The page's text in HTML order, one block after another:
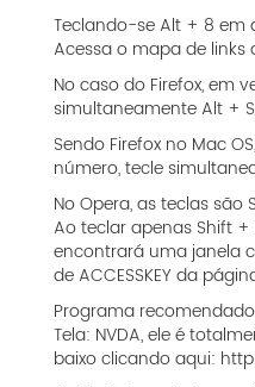
Teclando-se Alt + 8 em
Acessa o mapa de links
No caso do Firefox, em
simultaneamente Alt +
Sendo Firefox no Mac
número, tecle
No Opera, as teclas
Ao teclar apenas Shift +
encontrará uma janela
de ACCESSKEY da
Programa
Tela: NVDA, ele é
baixo clicando aqui: